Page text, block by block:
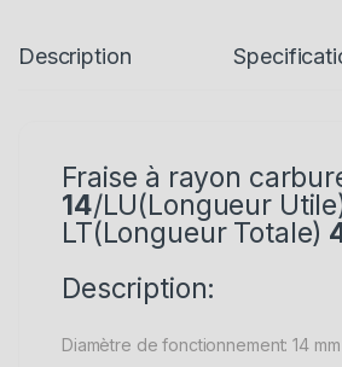
Description
Fraise à rayon
14/LU(Longueur
LT(Longueur Totale)
Description:
Diamètre de fonctionnement: 14 mm